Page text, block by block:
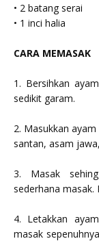
• 2 batang serai
• 1 inci halia
CARA MEMASAK
1. Bersihkan
sedikit garam.
2. Masukkan
santan, asam
3. Masak
sederhana masak.
4. Letakkan
masak